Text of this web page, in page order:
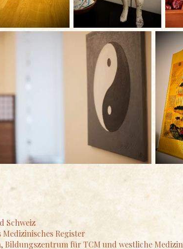
Schweiz
Register
Bildungszentrum für TCM und westliche Medizin